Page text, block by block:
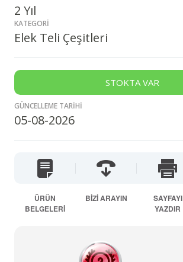
2 Yıl
KATEGORİ
Elek Teli Çeşitleri
STOKTA VAR
GÜNCELLEME TARİHİ
05-08-2026
ÜRÜN
BELGELERİ
BİZİ ARAYIN
SAYFAYI
YAZDIR